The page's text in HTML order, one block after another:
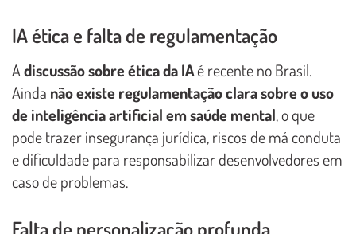
IA ética e falta de regulamentação
Adiscussão sobre ética da IAé recente no Brasil.
Ainda não existe regulamentação clara sobre o uso
de inteligência artificial em saúde mental, o que
pode trazer insegurança jurídica, riscos de má conduta
e dificuldade para responsabilizar desenvolvedores em
caso de problemas.
Falta de personalização profunda